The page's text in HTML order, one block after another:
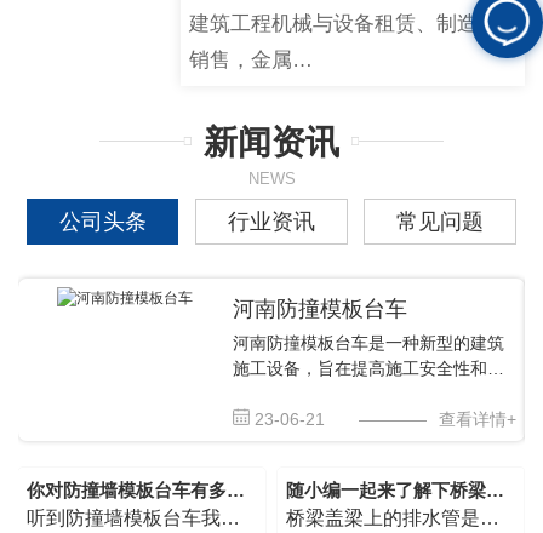
建筑工程机械与设备租赁、制造、
销售，金属…
新闻资讯
NEWS
公司头条 行业资讯 常见问题
河南防撞模板台车
河南防撞模板台车是一种新型的建筑
施工设备，旨在提高施工安全性和效
设备进行介绍。一、技术原理 河南防
术、智能感知技术等。通过自动化控
制技术，可以实现对设备的..操作和..
23-06-21 ———— 查看详情+
你对防撞墙模板台车有多少了解?跟小编一起来涨涨知识
听到防撞墙模板台车我们对它是不是比较陌生，它在桥梁，高速公司,铁路施工上会看到它的身影。接下来河南防撞墙模板台车厂家小编就带大家来认识一下它，希望通过本文的阅读对你有所帮助。 防撞墙模板台车是一种集合电动葫芦吊装和侧边作业吊篮平台，用于高速路桥梁防撞墙模板的吊装，运输，安装，拆卸专用施工台车。 防撞墙模板台车组成：
随小编一起来了解下桥梁盖梁上的排水管是如何安装的
桥梁盖梁上的排水管是如何安装的你知道么？接下来河南排水管施工台车公司小编就为大家做一些介绍，希望通过本文的阅读对你有所帮助。 桥梁排水管安装设备哪家好,当然还是属矿丰路桥设备公司生产的设备适用,它很好的解决了大家对成本控制和提升效率的期望要求。矿丰路桥设备桥梁排水管安装车由行走系统和升降旋转吊篮组成,机构简洁而不失强